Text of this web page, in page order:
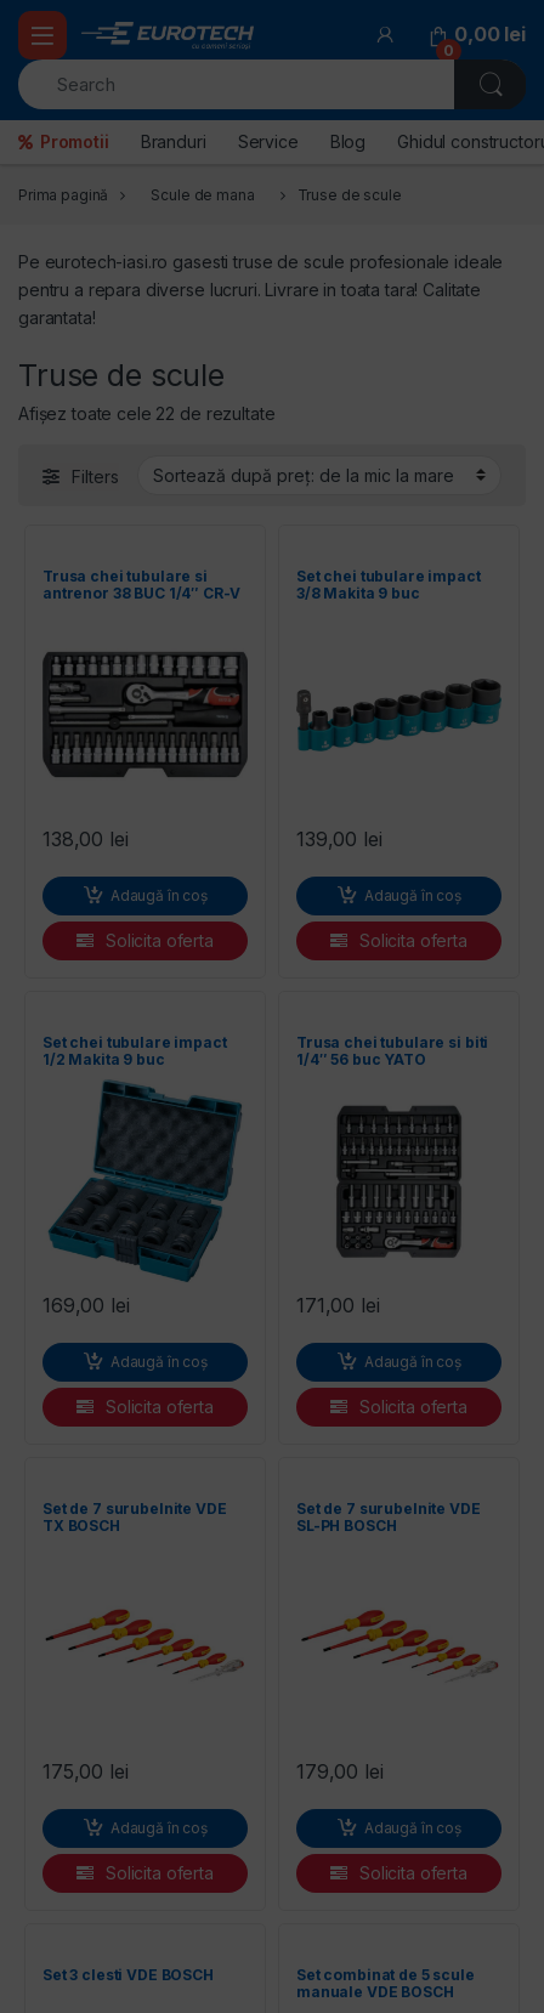
Skip to navigation
Skip to content
0
0,00 lei
Promotii Branduri Service Blog Ghidul
Prima pagină Scule de mana Truse de scule
Pe eurotech-iasi.ro gasesti truse de scule profesionale ideale
pentru a repara diverse lucruri. Livrare in toata tara! Calitate
garantata!
Truse de scule
Afișez toate cele 22 de rezultateSortat după preț: de la mic la mare
Filters
Trusa chei tubulare si
antrenor 38 BUC 1/4″ CR-V
138,00 lei
Adaugă în coș
Solicita oferta
Set chei tubulare impact
3/8 Makita 9 buc
139,00 lei
Adaugă în coș
Solicita oferta
Set chei tubulare impact
1/2 Makita 9 buc
169,00 lei
Adaugă în coș
Solicita oferta
Trusa chei tubulare si biti
1/4″ 56 buc YATO
171,00 lei
Adaugă în coș
Solicita oferta
Set de 7 surubelnite VDE
TX BOSCH
175,00 lei
Adaugă în coș
Solicita oferta
Set de 7 surubelnite VDE
SL-PH BOSCH
179,00 lei
Adaugă în coș
Solicita oferta
Set 3 clesti VDE BOSCH
Set combinat de 5 scule
manuale VDE BOSCH